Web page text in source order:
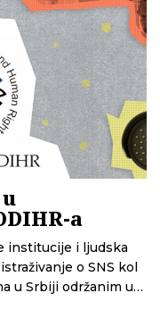
a
institucije i ljudska
o SNS kol
u Srbiji održanim u